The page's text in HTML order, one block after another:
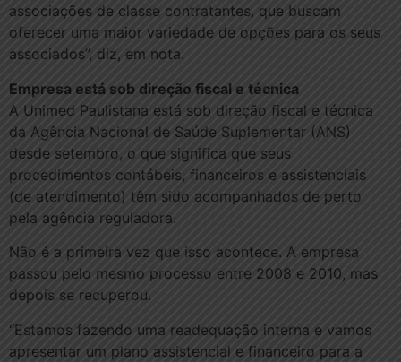
associações de classe contratantes, que buscam
oferecer uma maior variedade de opções para os seus
associados”, diz, em nota.
Empresa está sob direção fiscal e técnica
A Unimed Paulistana está sob direção fiscal e técnica
da Agência Nacional de Saúde Suplementar (ANS)
desde setembro, o que significa que seus
procedimentos contábeis, financeiros e assistenciais
(de atendimento) têm sido acompanhados de perto
pela agência reguladora.
Não é a primeira vez que isso acontece. A empresa
passou pelo mesmo processo entre 2008 e 2010, mas
depois se recuperou.
“Estamos fazendo uma readequação interna e vamos
apresentar um plano assistencial e financeiro para a